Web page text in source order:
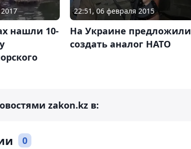
нашли 10-
22:51, 06 февраля 2015
На Украине предложили
создать аналог НАТО
zakon.kz в:
0